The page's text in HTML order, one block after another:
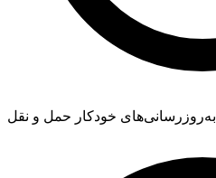
به‌روزرسانی‌های خودکار حمل و نقل